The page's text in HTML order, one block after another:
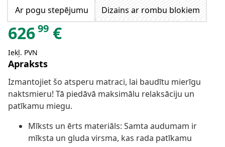
Ar pogu stepējumu
Dizains ar rombu blokiem
62699 €
Iekļ. PVN
Apraksts
Izmantojiet šo atsperu matraci, lai baudītu mierīgu
naktsmieru! Tā piedāvā maksimālu relaksāciju un
patīkamu miegu.
Mīksts un ērts materiāls: Samta audumam ir
mīksta un gluda virsma, kas rada patīkamu